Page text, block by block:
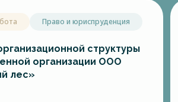
Право и юриспруденция
структуры
организации ООО
лес»